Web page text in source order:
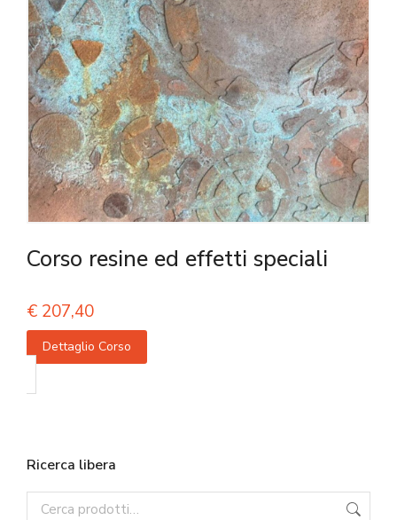
Corso resine ed effetti speciali
€ 207,40
Dettaglio Corso
Ricerca libera